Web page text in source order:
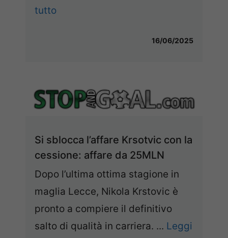
tutto
16/06/2025
Si sblocca l’affare Krsotvic con la
cessione: affare da 25MLN
Dopo l’ultima ottima stagione in
maglia Lecce, Nikola Krstovic è
pronto a compiere il definitivo
salto di qualità in carriera. ... Leggi